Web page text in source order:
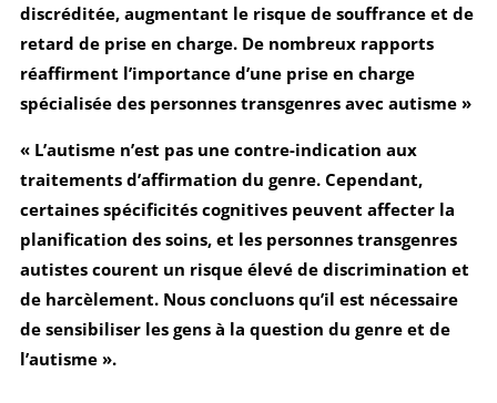
discréditée, augmentant le risque de souffrance et de
retard de prise en charge. De nombreux rapports
réaffirment l’importance d’une prise en charge
spécialisée des personnes transgenres avec autisme »
« L’autisme n’est pas une contre-indication aux
traitements d’affirmation du genre. Cependant,
certaines spécificités cognitives peuvent affecter la
planification des soins, et les personnes transgenres
autistes courent un risque élevé de discrimination et
de harcèlement. Nous concluons qu’il est nécessaire
de sensibiliser les gens à la question du genre et de
l’autisme ».